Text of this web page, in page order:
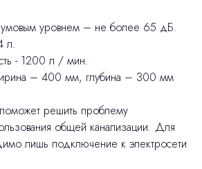
уровнем – не более 65 дБ.
л.
- 1200 л / мин.
– 400 мм, глубина – 300 мм
решить проблему
общей канализации. Для
лишь подключение к электросети